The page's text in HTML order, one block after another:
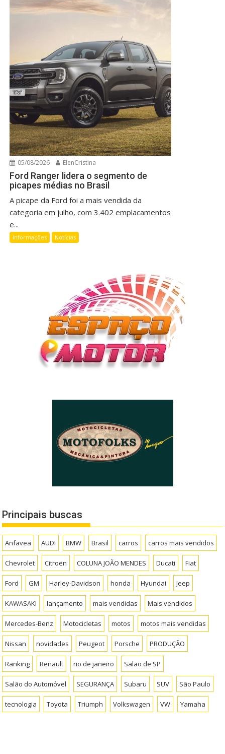
05/08/2026 ElenCristina
Ford Ranger lidera o segmento de
picapes médias no Brasil
A picape da Ford foi a mais vendida da
categoria em julho, com 3.402 emplacamentos
e...
Informações Notícias
Principais buscas
Anfavea AUDI BMW Brasil carros carros mais vendidos
Chevrolet Citroën COLUNA JOÃO MENDES Ducati Fiat
Ford GM Harley-Davidson honda Hyundai Jeep
KAWASAKI lançamento mais vendidas Mais vendidos
Mercedes-Benz Motocicletas motos motos mais vendidas
Nissan novidades Peugeot Porsche PRODUÇÃO
Ranking Renault rio de janeiro Salão de SP
Salão do Automóvel SEGURANÇA Subaru SUV São Paulo
tecnologia Toyota Triumph Volkswagen VW Yamaha